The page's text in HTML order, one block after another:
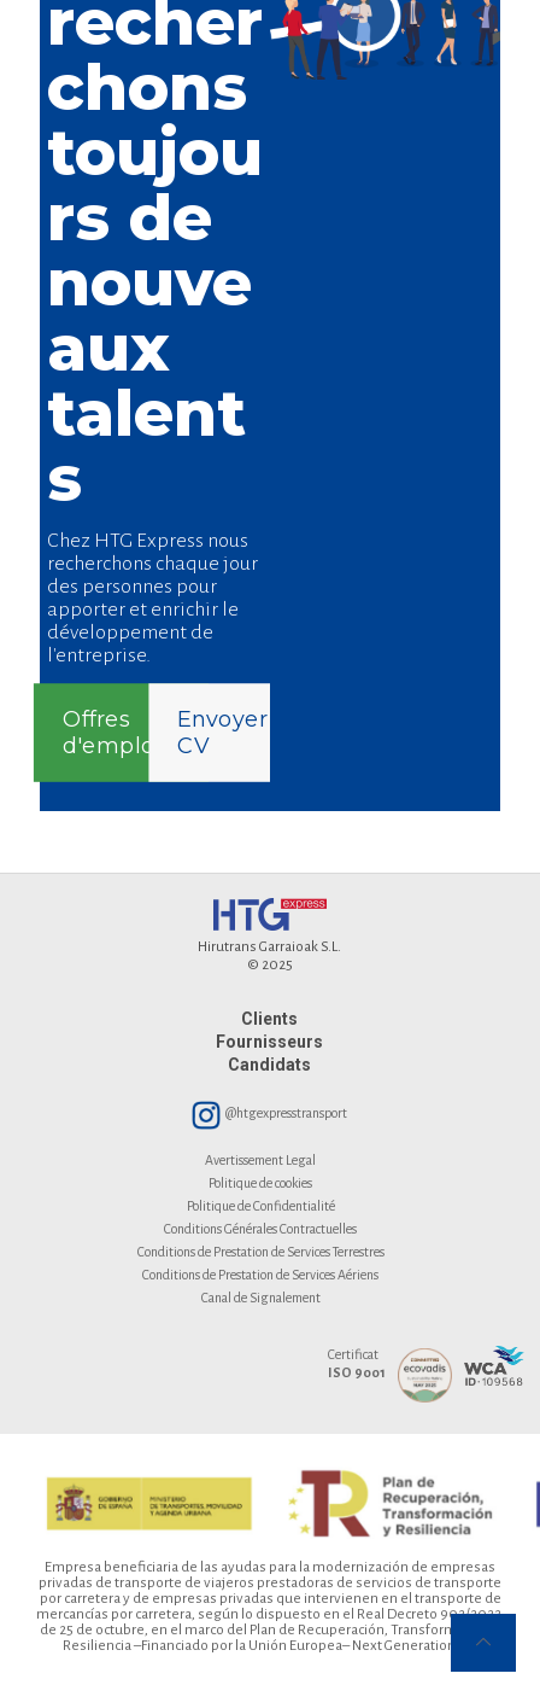
recher
chons
toujou
rs de
nouve
aux
talent
s
Chez HTG Express nous
recherchons chaque jour
des personnes pour
apporter et enrichir le
développement de
l'entreprise.
Offres
d'emploi
Envoyer
CV
Hirutrans Garraioak S.L.
© 2025
Clients
Fournisseurs
Candidats
@htgexpresstransport
Avertissement Legal
Politique de cookies
Politique de Confidentialité
Conditions Générales Contractuelles
Conditions de Prestation de Services Terrestres
Conditions de Prestation de Services Aériens
Canal de Signalement
Certificat
ISO 9001
Empresa beneficiaria de las ayudas para la modernización de empresas
privadas de transporte de viajeros prestadoras de servicios de transporte
por carretera y de empresas privadas que intervienen en el transporte de
mercancías por carretera, según lo dispuesto en el Real Decreto 902/2022,
de 25 de octubre, en el marco del Plan de Recuperación, Transformación y
Resiliencia –Financiado por la Unión Europea– Next Generation EU.